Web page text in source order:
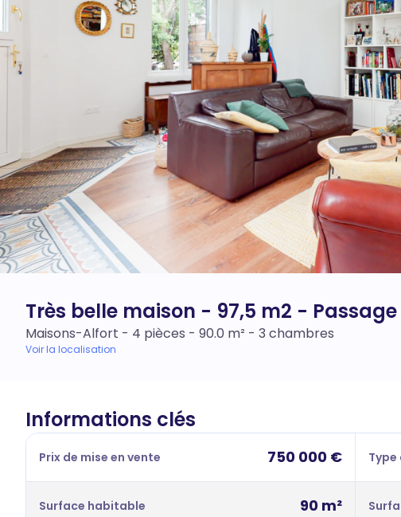
Très belle maison - 97,5 m2 -
Maisons-Alfort - 4 pièces - 90.0 m² - 3 chambres
Voir la localisation
Informations clés
Prix de mise en vente 750 000 € Type
Surface habitable 90 m²